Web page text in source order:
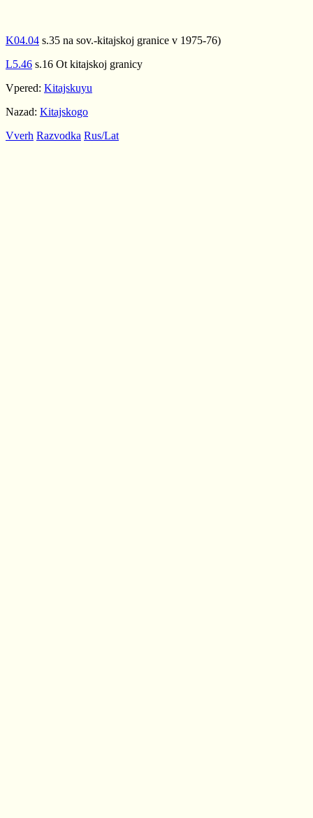
K04.04 s.35 na sov.-kitajskoj granice v 1975-76)
L5.46 s.16 Ot kitajskoj granicy
Vpered: Kitajskuyu
Nazad: Kitajskogo
Vverh Razvodka Rus/Lat